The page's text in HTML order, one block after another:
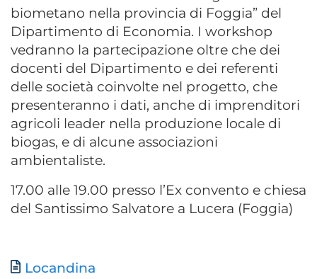
biometano nella provincia di Foggia” del
Dipartimento di Economia. I workshop
vedranno la partecipazione oltre che dei
docenti del Dipartimento e dei referenti
delle società coinvolte nel progetto, che
presenteranno i dati, anche di imprenditori
agricoli leader nella produzione locale di
biogas, e di alcune associazioni
ambientaliste.
17.00 alle 19.00 presso l’Ex convento e chiesa
del Santissimo Salvatore a Lucera (Foggia)
Documento
Locandina